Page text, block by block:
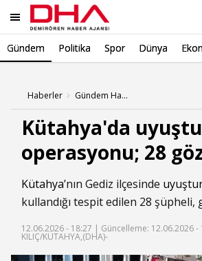
Gündem Politika Spor Dünya
Haberler Gündem Haberleri
Kütahya'da
operasyonu; 28
Kütahya’nın Gediz ilçesinde
kullandığı tespit edilen 28 şüpheli,
12.06.2026 - 18:27 | Güncelleme: 12.06.2026 -
KILIÇ/KÜTAHYA,(DHA)-